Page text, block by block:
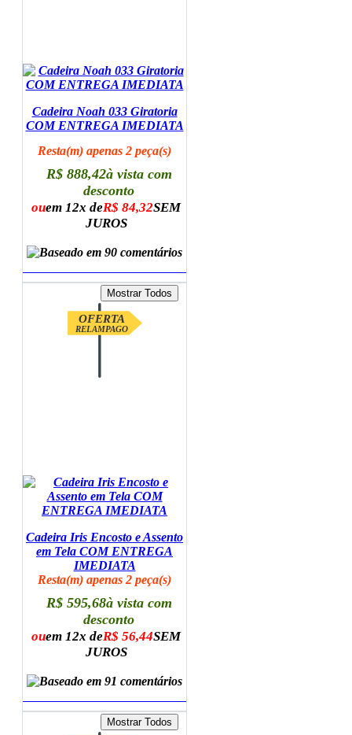
Cadeira Noah 033 Giratoria
COM ENTREGA IMEDIATA
Resta(m) apenas 2 peça(s)
R$ 888,42à vista com
desconto
ouem 12x deR$ 84,32SEM
JUROS
OFERTA
RELAMPAGO
Cadeira Iris Encosto e Assento
em Tela COM ENTREGA
IMEDIATA
Resta(m) apenas 2 peça(s)
R$ 595,68à vista com
desconto
ouem 12x deR$ 56,44SEM
JUROS